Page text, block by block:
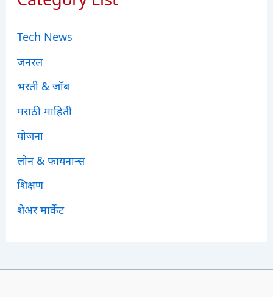
Tech News
जनरल
भरती & जॉब
मराठी माहिती
योजना
लोन & फायनान्स
शिक्षण
शेअर मार्केट